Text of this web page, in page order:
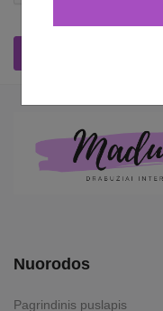
Nuorodos
Pagrindinis puslapis